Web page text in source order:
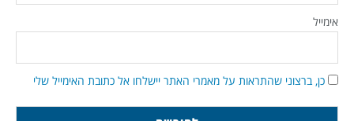
אימייל
כן, ברצוני שהתראות על מאמרי האתר יישלחו אל כתובת האימייל שלי